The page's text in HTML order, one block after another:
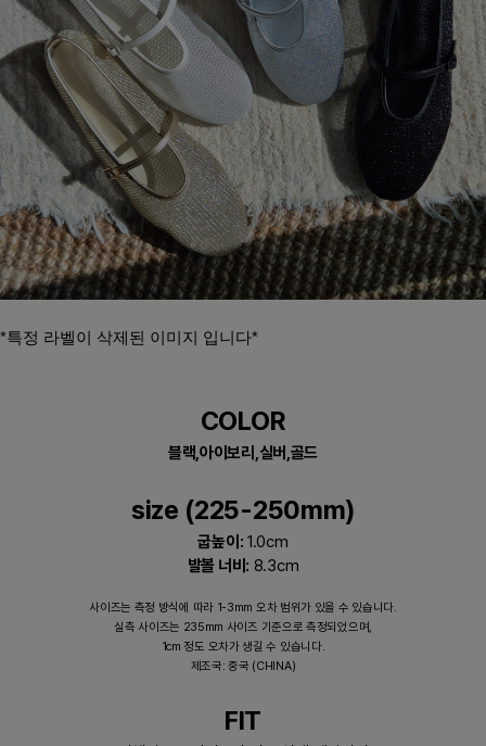
*특정 라벨이 삭제된 이미지 입니다*​
COLOR
블랙,아이보리,실버,골드
size (225-250mm)
굽높이: 1.0cm
발볼 너비: 8.3cm
사이즈는 측정 방식에 따라 1-3mm 오차 범위가 있을 수 있습니다.
실측 사이즈는 235mm 사이즈 기준으로 측정되었으며,
1cm 정도 오차가 생길 수 있습니다.
제조국: 중국 (CHINA)
FIT